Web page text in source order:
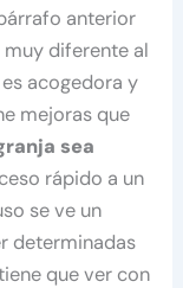
anterior
diferente al
acogedora y
mejoras que
sea
rápido a un
se ve un
determinadas
que ver con